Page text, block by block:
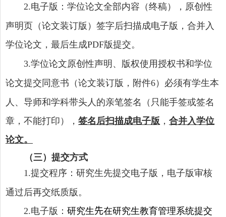
2.电子版：学位论文全部内容（终稿），原创性
声明页（论文装订版）签字后扫描成电子版，合并入
学位论文，最后生成PDF版提交。
3.学位论文原创性声明、版权使用授权书和学位
论文提交同意书（论文装订版，附件6）必须有学生本
人、导师和学科带头人的亲笔签名（只能手签或签名
章，不能打印）， 签名后扫描成电子版 ， 合并入学位
论文。
（三）提交方式
1.提交程序：研究生先提交电子版，电子版审核
通过后再交纸质版。
2.电子版：研究生先在研究生教育管理系统提交